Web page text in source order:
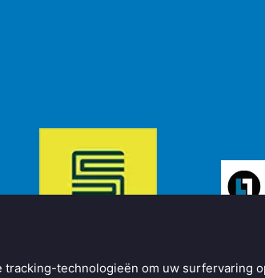
tracking-technologieën om uw